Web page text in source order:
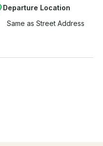
Departure Location
Same as Street Address